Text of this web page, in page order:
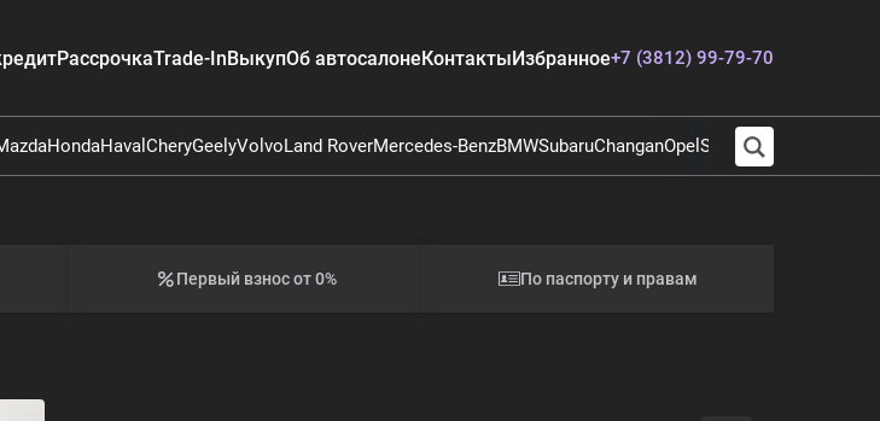
РассрочкаTrade-InВыкупОб автосалонеКонтактыИзбранное+7 (3812) 99-79-70
HondaHaval CheryGeelyVolvoLand RoverMercedes-BenzBMWSubaruChanganOpel SuzukiAudi
Первый взнос от 0% По паспорту и правам